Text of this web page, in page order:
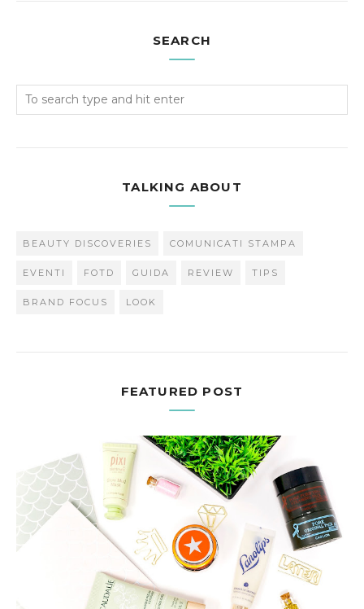
SEARCH
TALKING ABOUT
BEAUTY DISCOVERIES COMUNICATI STAMPA
EVENTI FOTD GUIDA REVIEW TIPS
BRAND FOCUS LOOK
FEATURED POST